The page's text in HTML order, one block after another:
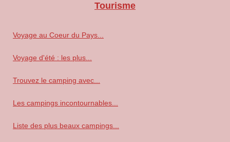
Tourisme
Voyage au Coeur du Pays...
Voyage d'été : les plus...
Trouvez le camping avec...
Les campings incontournables...
Liste des plus beaux campings...